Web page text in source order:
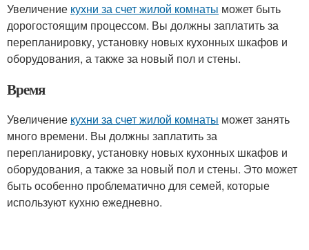
Увеличение кухни за счет жилой комнаты может быть
дорогостоящим процессом. Вы должны заплатить за
перепланировку, установку новых кухонных шкафов и
оборудования, а также за новый пол и стены.
Время
Увеличение кухни за счет жилой комнаты может занять
много времени. Вы должны заплатить за
перепланировку, установку новых кухонных шкафов и
оборудования, а также за новый пол и стены. Это может
быть особенно проблематично для семей, которые
используют кухню ежедневно.